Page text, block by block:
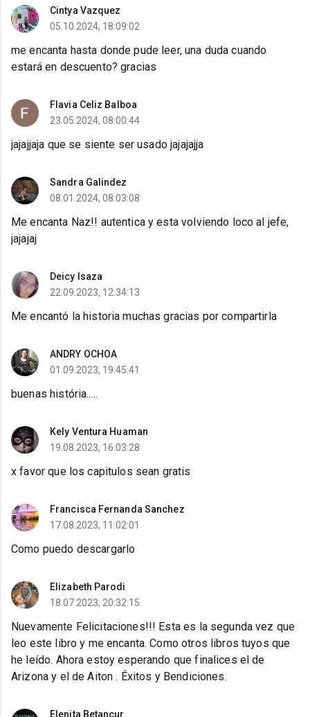
Cintya Vazquez
05.10.2024, 18:09:02
me encanta hasta donde pude leer, una duda cuando
estará en descuento? gracias
Flavia Celiz Balboa
23.05.2024, 08:00:44
jajajjaja que se siente ser usado jajajajja
Sandra Galindez
08.01.2024, 08:03:08
Me encanta Naz!! autentica y esta volviendo loco al jefe,
jajajaj
Deicy Isaza
22.09.2023, 12:34:13
Me encantó la historia muchas gracias por compartirla
ANDRY OCHOA
01.09.2023, 19:45:41
buenas história.....
Kely Ventura Huaman
19.08.2023, 16:03:28
x favor que los capitulos sean gratis
Francisca Fernanda Sanchez
17.08.2023, 11:02:01
Como puedo descargarlo
Elizabeth Parodi
18.07.2023, 20:32:15
Nuevamente Felicitaciones!!! Esta es la segunda vez que
leo este libro y me encanta. Como otros libros tuyos que
he leído. Ahora estoy esperando que finalices el de
Arizona y el de Aiton . Éxitos y Bendiciones.
Elenita Betancur